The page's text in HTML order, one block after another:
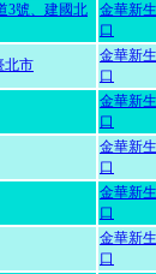
3號、建國北
金華新
口
北市
金華新
口
金華新
口
金華新
口
金華新
口
金華新
口